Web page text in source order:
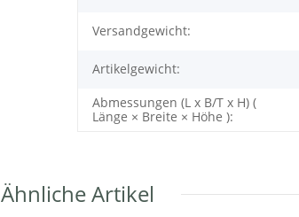
Versandgewicht:
Artikelgewicht:
Abmessungen (L x B/T x H) (
Länge × Breite × Höhe ):
Ähnliche Artikel